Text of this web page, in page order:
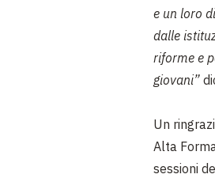
e un loro
dalle
riforme e
giovani”
Un
Alta
sessioni